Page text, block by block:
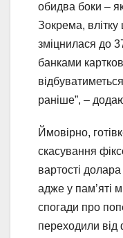
обидва боки –
Зокрема, влітку
зміцнилася до
банками
раніше”, –
Ймовірно,
скасування
вартості
адже у пам’яті
спогади про
переходили від